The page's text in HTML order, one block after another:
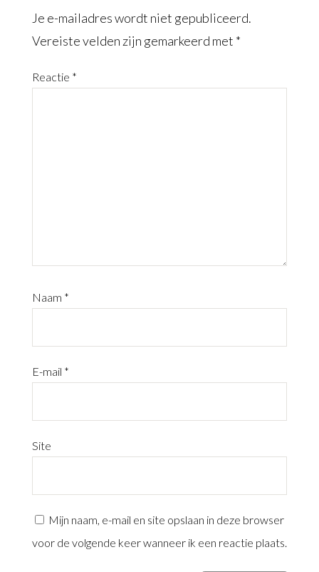
Je e-mailadres wordt niet gepubliceerd.
Vereiste velden zijn gemarkeerd met *
Reactie *
Naam *
E-mail *
Site
Mijn naam, e-mail en site opslaan in deze browser
voor de volgende keer wanneer ik een reactie plaats.